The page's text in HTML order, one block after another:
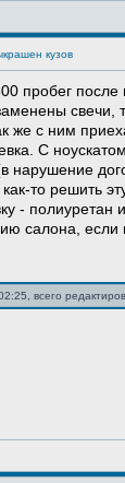
кузов
пробег
свечи,
же с ним
С
нарушение
то решить
- полиуретан
салона,
всего